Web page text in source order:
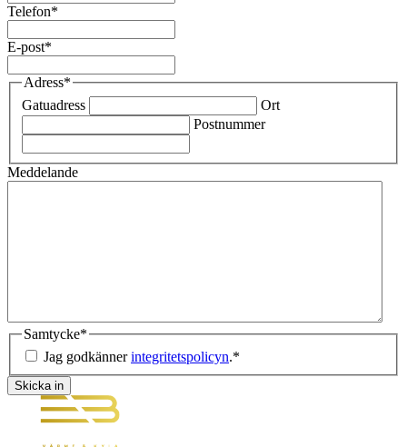
Telefon*
E-post*
Adress*
Gatuadress
Ort
Postnummer
Meddelande
Samtycke*
Jag godkännerintegritetspolicyn.*
Skicka in